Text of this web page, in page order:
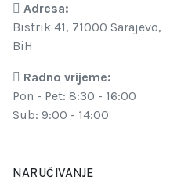
Adresa:
Bistrik 41, 71000 Sarajevo,
BiH
Radno vrijeme:
Pon - Pet: 8:30 - 16:00
Sub: 9:00 - 14:00
NARUČIVANJE